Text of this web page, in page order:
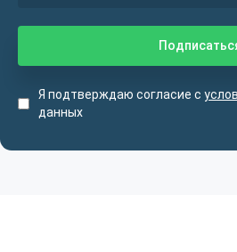
Я подтверждаю согласие с
данных